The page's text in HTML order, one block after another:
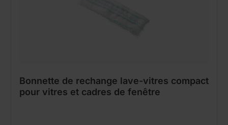
Bonnette de rechange lave-vitres compact
pour vitres et cadres de fenêtre